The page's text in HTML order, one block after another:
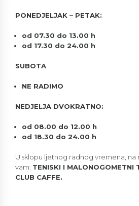
PONEDJELJAK – PETAK:
od 07.30 do 13.00 h
od 17.30 do 24.00 h
SUBOTA
NE RADIMO
NEDJELJA DVOKRATNO:
od 08.00 do 12.00 h
od 18.30 do 24.00 h
U sklopu ljetnog radnog vremena, na
vam: TENISKI I MALONOGOMETNI
CLUB CAFFE.